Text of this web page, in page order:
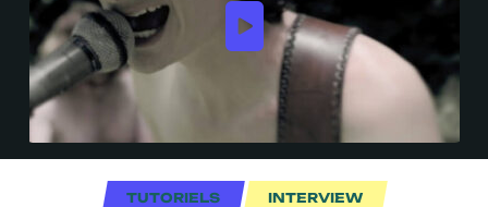
TUTORIELS INTERVIEW